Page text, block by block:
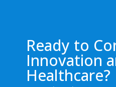
Ready to
Innovation
Healthcare?